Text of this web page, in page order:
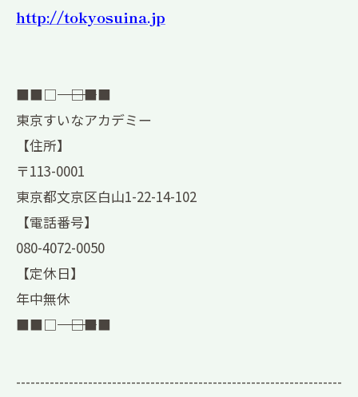
http://tokyosuina.jp
■■□―――――――――――――――――――□■■
東京すいなアカデミー
【住所】
〒113-0001
東京都文京区白山1-22-14-102
【電話番号】
080-4072-0050
【定休日】
年中無休
■■□―――――――――――――――――――□■■
--------------------------------------------------------------------